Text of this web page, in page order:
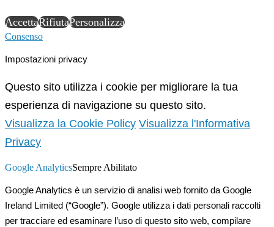
AccettaRifiutaPersonalizza
Consenso
Impostazioni privacy
Questo sito utilizza i cookie per migliorare la tua
esperienza di navigazione su questo sito.
Visualizza la Cookie Policy Visualizza l'Informativa
Privacy
Google AnalyticsSempre Abilitato
Google Analytics è un servizio di analisi web fornito da Google
Ireland Limited (“Google”). Google utilizza i dati personali raccolti
per tracciare ed esaminare l’uso di questo sito web, compilare